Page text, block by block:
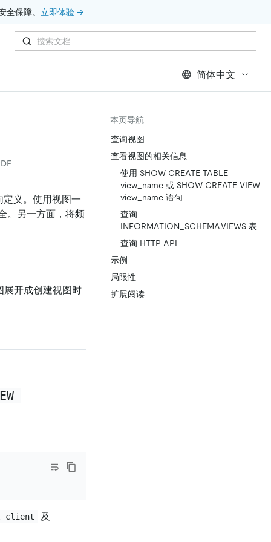
全保障。 立即体验 →
简体中文
定义。使用视图一
。另一方面，将频
展开成创建视图时
及
本页导航
查询视图
查看视图的相关信息
使用 SHOW CREATE TABLE
view_name 或 SHOW CREATE VIEW
view_name 语句
查询
INFORMATION_SCHEMA.VIEWS 表
查询 HTTP API
示例
局限性
扩展阅读